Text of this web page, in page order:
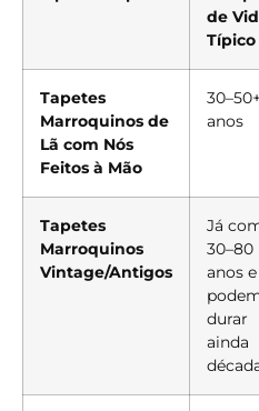
de
Típico
Tapetes
Marroquinos de
Lã com Nós
Feitos à Mão
30–50+
anos
Tapetes
Marroquinos
Vintage/Antigos
Já
30–80
anos e
durar
ainda